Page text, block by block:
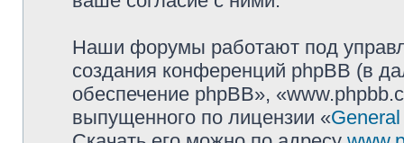
Наши форумы работают под
создания конференций phpBB (в
обеспечение phpBB»,
выпущенного по лицензии «